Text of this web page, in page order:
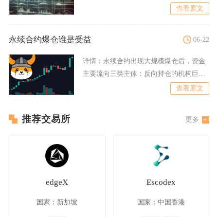
查看原文
永续合约爆仓谁是受益 06-22
详情： 永续合约出现大规模爆仓后，资金
主要流向三类主体：反向持仓的机构巨鲸
查看原文
推荐交易所 更多
edgeX
国家：新加坡
Escodex
国家：中国香港